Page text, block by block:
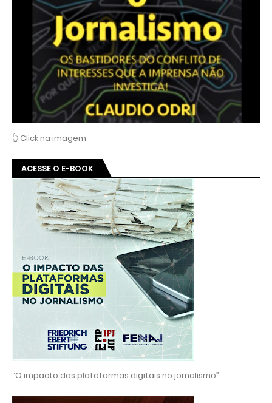
👆 Click na imagem
ACESSE O E-BOOK
“O impacto das plataformas digitais no jornalismo”